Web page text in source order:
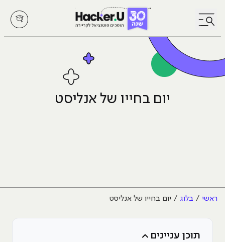
לחץ לפתיחת/סגירת תפריט
יום בחייו של אנליסט
ראשי בלוג יום בחייו של אנליסט
תוכן עניינים